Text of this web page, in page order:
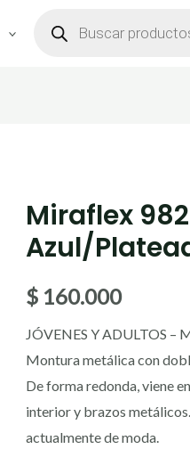
PRODUCTOS
Miraflex
Azul/
$ 160.000
JÓVENES Y ADULTOS –
Montura metálica con
De forma redonda, viene
interior y brazos
actualmente de moda.